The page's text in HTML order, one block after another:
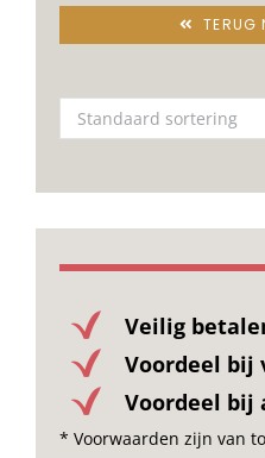
TERUG
Veilig
Voordeel
Voordeel bij
* Voorwaarden zijn van